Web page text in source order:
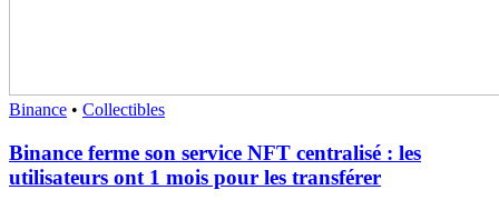
Binance • Collectibles
Binance ferme son service NFT centralisé : les
utilisateurs ont 1 mois pour les transférer